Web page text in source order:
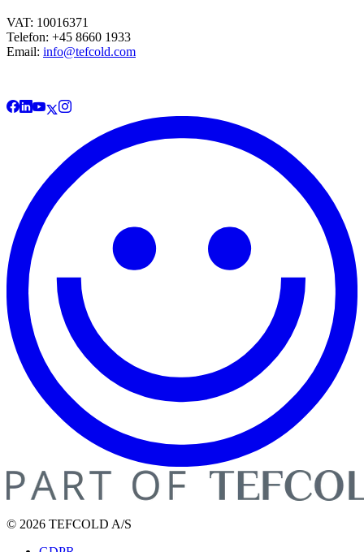
VAT: 10016371
Telefon: +45 8660 1933
Email: info@tefcold.com
© 2026 TEFCOLD A/S